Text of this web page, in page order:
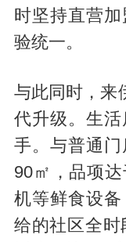
时坚持直营
验统一。
与此同时，来
代升级。生
手。与普通
90㎡，品项
机等鲜食设
给的社区全时